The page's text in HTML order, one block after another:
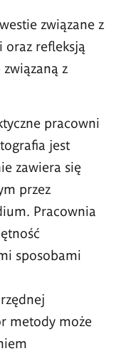
związane z
refleksją
z
pracowni
jest
zawiera się
przez
Pracownia
sposobami
metody może